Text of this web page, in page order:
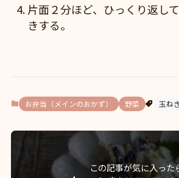
片面２分ほど、ひっくり返し
きする。
お弁当（メインのおかず） 野菜 玉ね
この記事が気に入った